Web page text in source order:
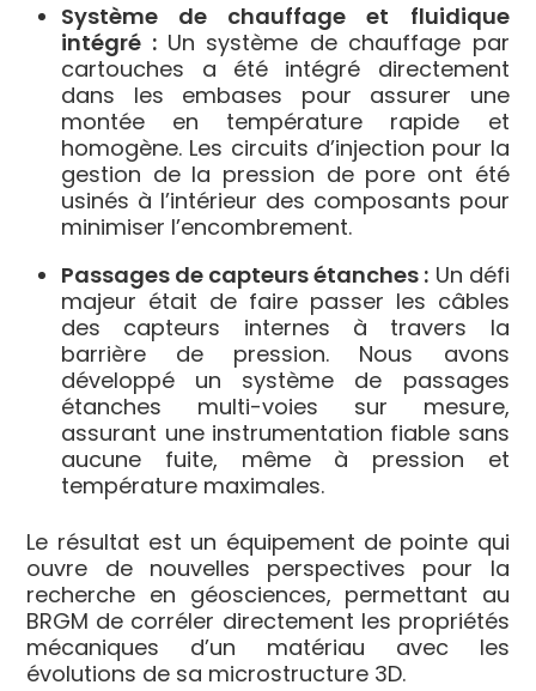
Système de chauffage et fluidique
intégré :Un système de chauffage par
cartouches a été intégré directement
dans les embases pour assurer une
montée en température rapide et
homogène. Les circuits d’injection pour la
gestion de la pression de pore ont été
usinés à l’intérieur des composants pour
minimiser l’encombrement.
Passages de capteurs étanches : Un défi
majeur était de faire passer les câbles
des capteurs internes à travers la
barrière de pression. Nous avons
développé un système de passages
étanches multi-voies sur mesure,
assurant une instrumentation fiable sans
aucune fuite, même à pression et
température maximales.
Le résultat est un équipement de pointe qui
ouvre de nouvelles perspectives pour la
recherche en géosciences, permettant au
BRGM de corréler directement les propriétés
mécaniques d’un matériau avec les
évolutions de sa microstructure 3D.